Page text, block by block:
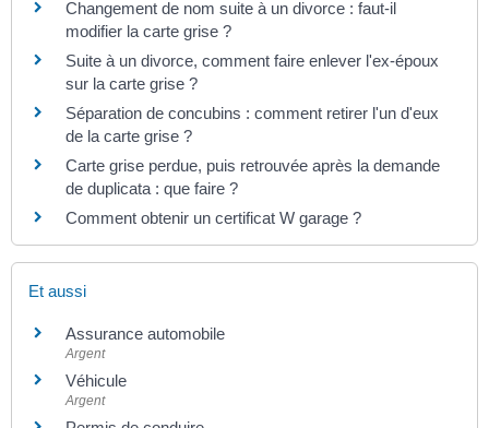
Changement de nom suite à un divorce : faut-il
modifier la carte grise ?
Suite à un divorce, comment faire enlever l'ex-époux
sur la carte grise ?
Séparation de concubins : comment retirer l'un d'eux
de la carte grise ?
Carte grise perdue, puis retrouvée après la demande
de duplicata : que faire ?
Comment obtenir un certificat W garage ?
Et aussi
Assurance automobile
Argent
Véhicule
Argent